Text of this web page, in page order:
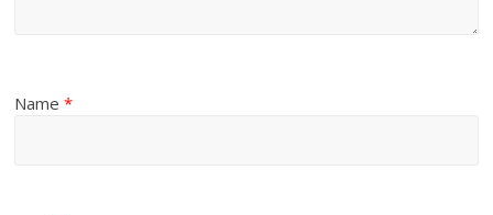
Name*